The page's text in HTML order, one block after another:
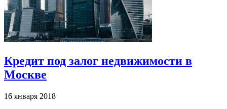
Кредит под залог недвижимости в
Москве
16 января 2018